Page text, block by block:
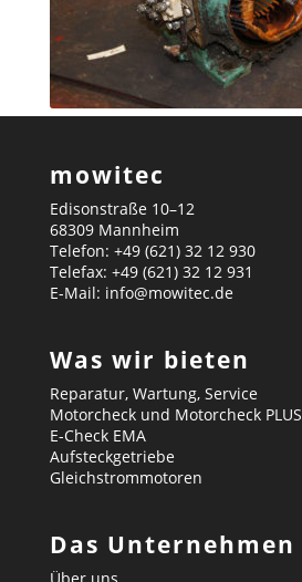
mowitec
Edisonstraße 10–12
68309 Mannheim
Telefon: +49 (621) 32 12 930
Telefax: +49 (621) 32 12 931
E-Mail: info@mowitec.de
Was wir bieten
Reparatur, Wartung, Service
Motorcheck und Motorcheck PLUS
E-Check EMA
Aufsteckgetriebe
Gleichstrommotoren
Das Unternehmen